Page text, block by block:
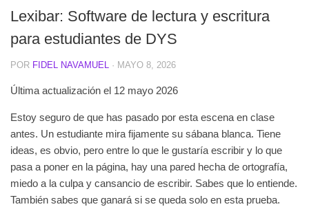
Lexibar: Software de lectura y escritura
para estudiantes de DYS
POR FIDEL NAVAMUEL · MAYO 8, 2026
Última actualización el 12 mayo 2026
Estoy seguro de que has pasado por esta escena en clase
antes. Un estudiante mira fijamente su sábana blanca. Tiene
ideas, es obvio, pero entre lo que le gustaría escribir y lo que
pasa a poner en la página, hay una pared hecha de ortografía,
miedo a la culpa y cansancio de escribir. Sabes que lo entiende.
También sabes que ganará si se queda solo en esta prueba.